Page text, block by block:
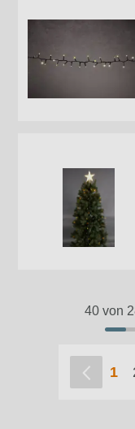
40 von
1